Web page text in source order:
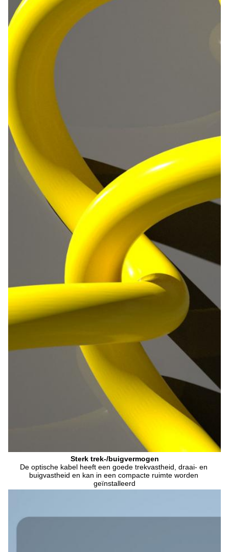
Sterk trek-/buigvermogen
De optische kabel heeft een goede trekvastheid, draai- en
buigvastheid en kan in een compacte ruimte worden
geïnstalleerd